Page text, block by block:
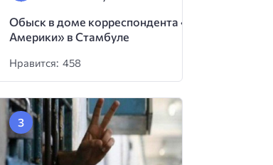
Обыск в доме корреспондента «Голоса
Америки» в Стамбуле
Нравится: 458